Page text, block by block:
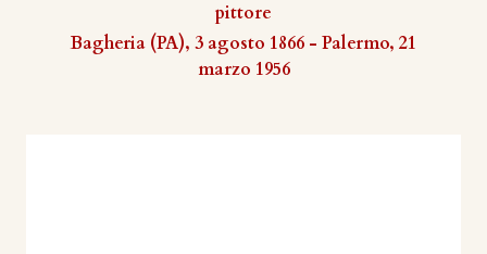
pittore
Bagheria (PA), 3 agosto 1866 - Palermo, 21
marzo 1956